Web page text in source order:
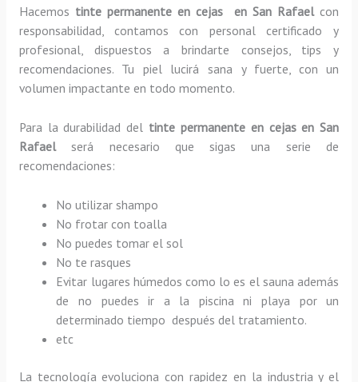
Hacemos tinte permanente en cejas en San Rafaelcon
responsabilidad, contamos con personal certificado y
profesional, dispuestos a brindarte consejos, tips y
recomendaciones. Tu piel lucirá sana y fuerte, con un
volumen impactante en todo momento.
Para la durabilidad del tinte permanente en cejas en San
Rafael será necesario que sigas una serie de
recomendaciones:
No utilizar shampo
No frotar con toalla
No puedes tomar el sol
No te rasques
Evitar lugares húmedos como lo es el sauna además
de no puedes ir a la piscina ni playa por un
determinado tiempo después del tratamiento.
etc
La tecnología evoluciona con rapidez en la industria y el